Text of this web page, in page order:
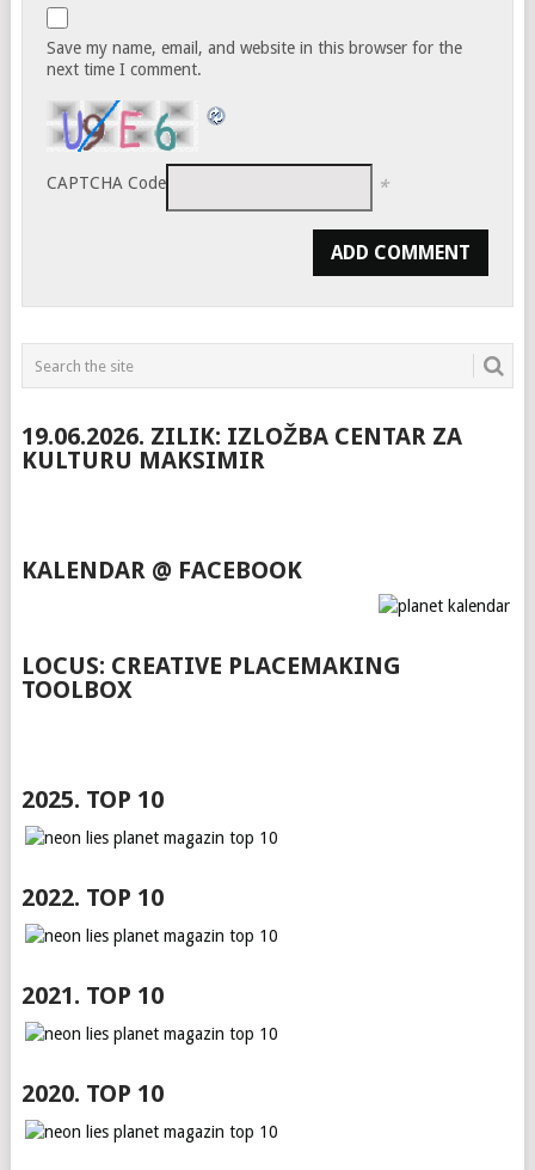
Save my name, email, and website in this browser for the
next time I comment.
CAPTCHA Code *
19.06.2026. ZILIK: IZLOŽBA CENTAR ZA
KULTURU MAKSIMIR
KALENDAR @ FACEBOOK
LOCUS: CREATIVE PLACEMAKING
TOOLBOX
2025. TOP 10
2022. TOP 10
2021. TOP 10
2020. TOP 10